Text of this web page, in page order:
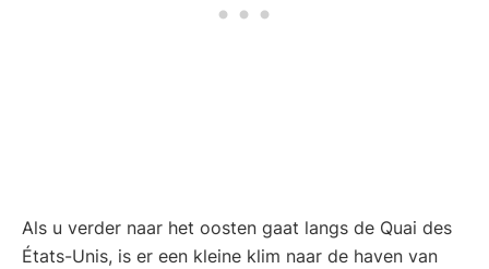
Als u verder naar het oosten gaat langs de Quai des
États-Unis, is er een kleine klim naar de haven van